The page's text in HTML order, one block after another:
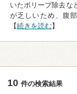
いたポリープ除去な
が乏しいため、腹
【続きを読む】
10 件の検索結果